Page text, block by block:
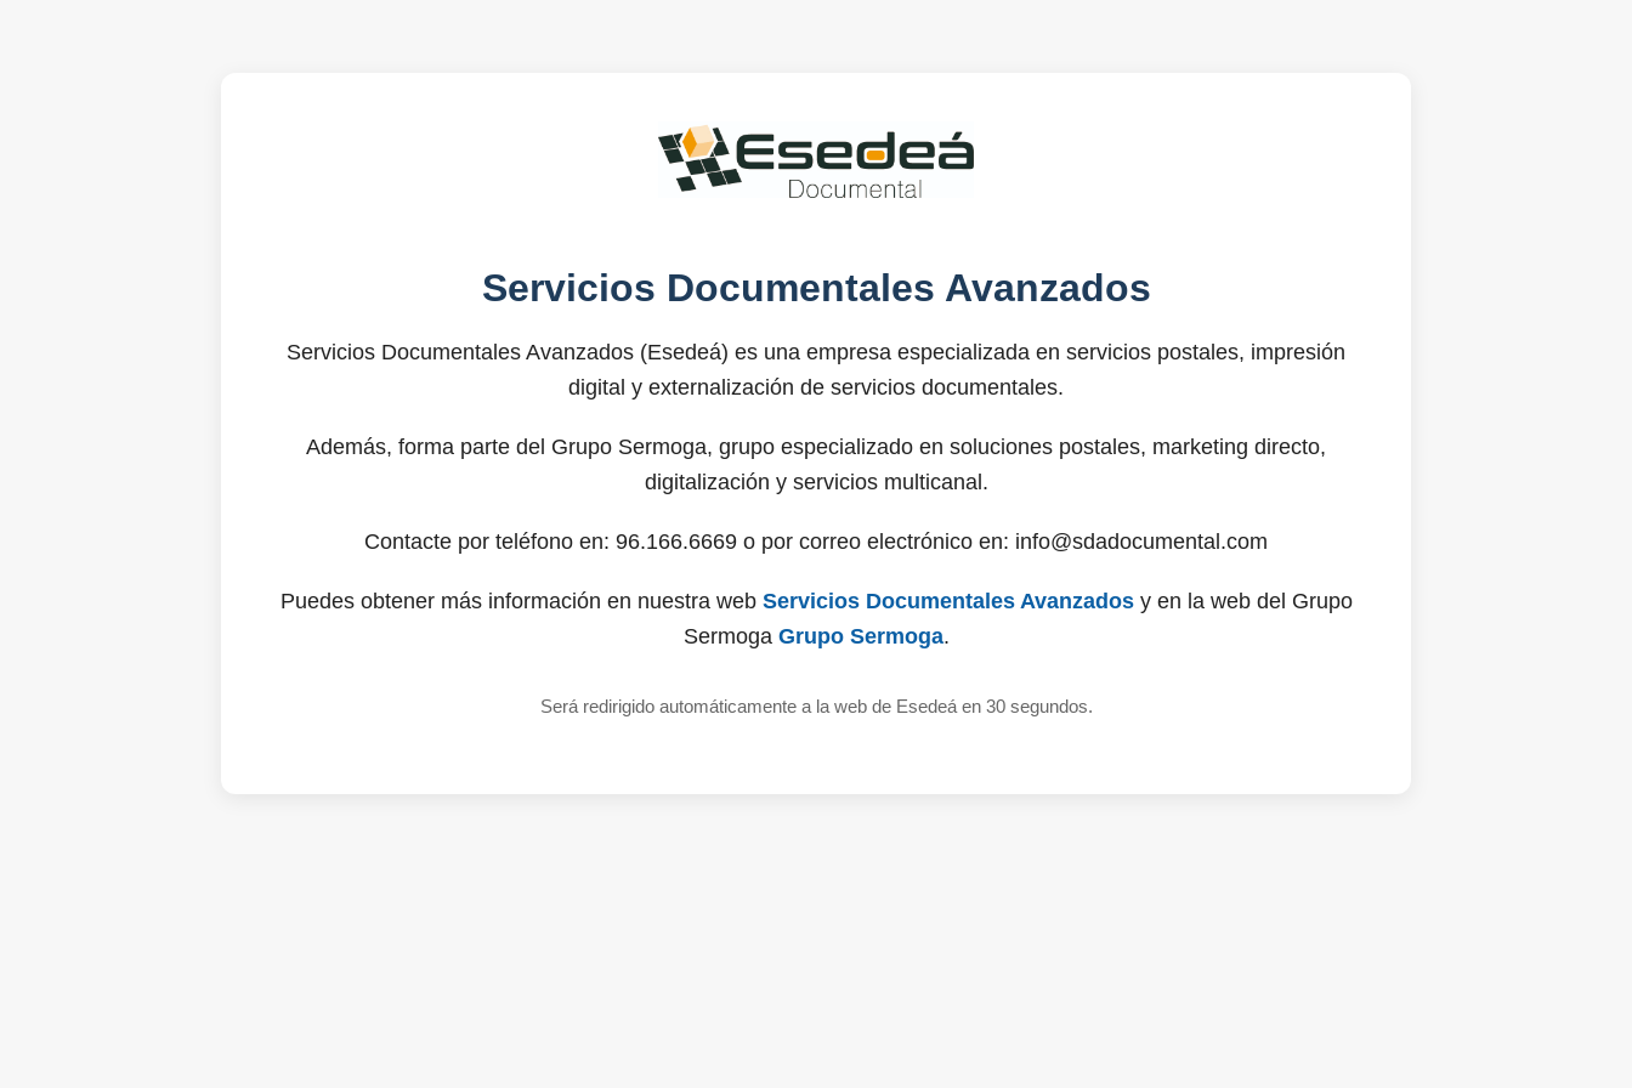
Servicios Documentales Avanzados
Servicios Documentales Avanzados (Esedeá) es una empresa especializada en servicios postales, impresión
digital y externalización de servicios documentales.
Además, forma parte del Grupo Sermoga, grupo especializado en soluciones postales, marketing directo,
digitalización y servicios multicanal.
Contacte por teléfono en: 96.166.6669 o por correo electrónico en: info@sdadocumental.com
Puedes obtener más información en nuestra web Servicios Documentales Avanzadosy en la web del Grupo
Sermoga Grupo Sermoga.
Será redirigido automáticamente a la web de Esedeá en 30 segundos.